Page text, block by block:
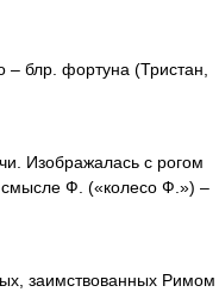
блр. фортуна (Тристан,
Изображалась с рогом
смысле Ф. («колесо Ф.») –
заимствованных Римом